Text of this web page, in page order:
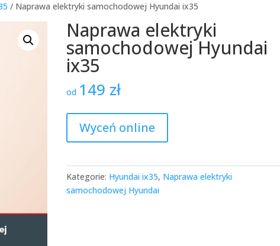
/ Naprawa elektryki samochodowej Hyundai ix35
Naprawa elektryki
samochodowej Hyundai
ix35
od 149 zł
Wyceń online
Kategorie: Hyundai ix35, Naprawa elektryki
samochodowej Hyundai